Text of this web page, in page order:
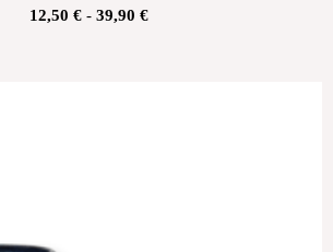
12,50 € - 39,90 €